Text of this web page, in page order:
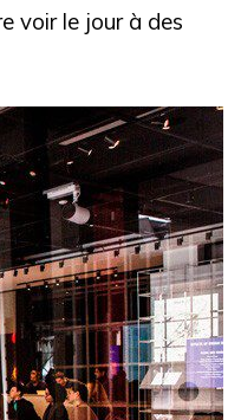
voir le jour à des